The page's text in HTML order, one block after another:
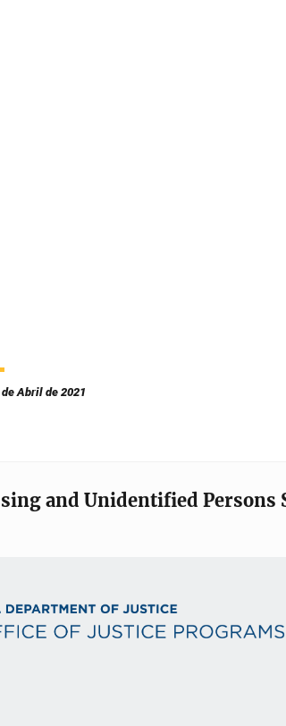
Abril de 2021
and Unidentified Persons